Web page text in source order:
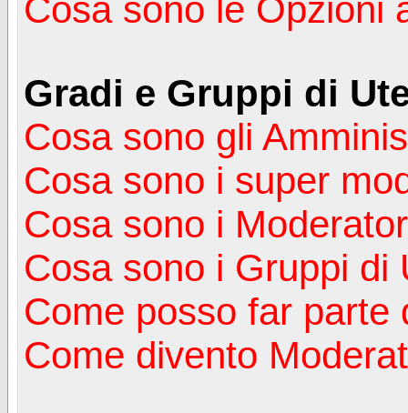
Cosa sono le Opzioni
Gradi e Gruppi di
Cosa sono gli
Cosa sono i super
Cosa sono i
Cosa sono i Gruppi di
Come posso far parte
Come divento